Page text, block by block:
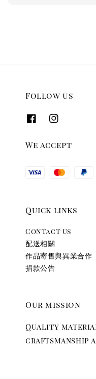
Follow us
We accept
Quick links
Contact us
配送相關
作品寄售與異業合作
捐款公告
Our mission
Quality
craftsmanship